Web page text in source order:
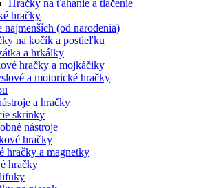
Hračky na ťahanie a tlačenie
hračky
najmenších (od narodenia)
na kočík a postieľku
a hrkálky
hračky a mojkáčiky
a motorické hračky
a hračky
skrinky
nástroje
hračky
hračky a magnetky
hračky